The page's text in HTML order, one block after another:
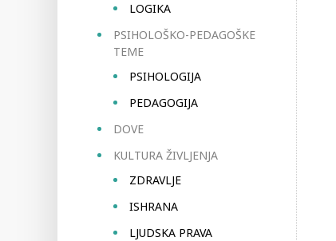
LOGIKA
PSIHOLOŠKO-PEDAGOŠKE
TEME
PSIHOLOGIJA
PEDAGOGIJA
DOVE
KULTURA ŽIVLJENJA
ZDRAVLJE
ISHRANA
LJUDSKA PRAVA